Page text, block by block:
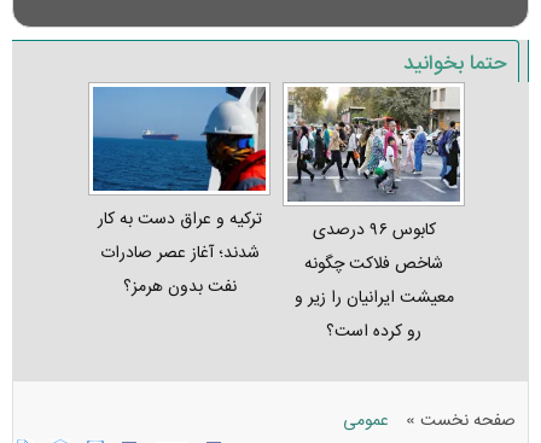
حتما بخوانید
کابوس ۹۶ درصدی
شاخص فلاکت چگونه
معیشت ایرانیان را زیر و
رو کرده است؟
ترکیه و عراق دست به کار
شدند؛ آغاز عصر صادرات
نفت بدون هرمز؟
صفحه نخست » عمومی